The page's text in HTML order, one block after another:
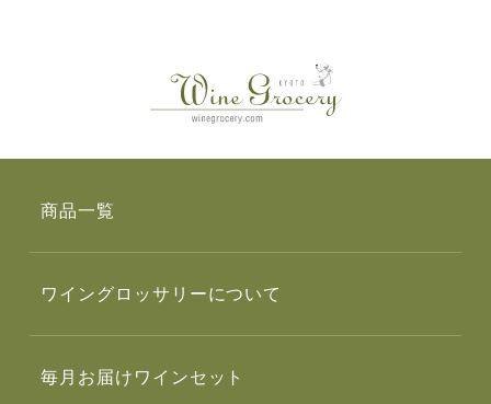
商品一覧
ワイングロッサリーについて
毎月お届けワインセット